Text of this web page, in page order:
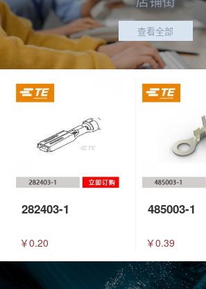
查看全部
282403-1
￥0.20
485003-1
￥0.39